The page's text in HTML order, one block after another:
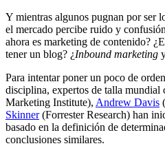
Y mientras algunos pugnan por ser
el mercado percibe ruido y
ahora es marketing de contenido?
tener un blog? ¿Inbound marketing
Para intentar poner un poco de
disciplina, expertos de talla mundial
Marketing Institute), Andrew Davis
Skinner(Forrester Research) han
basado en la definición de
conclusiones similares.